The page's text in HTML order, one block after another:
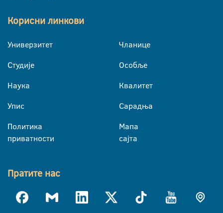
Корисни линкови
Универзитет
Студије
Наука
Упис
Политика
приватности
Чланице
Особље
Квалитет
Сарадња
Мапа
сајта
Пратите нас